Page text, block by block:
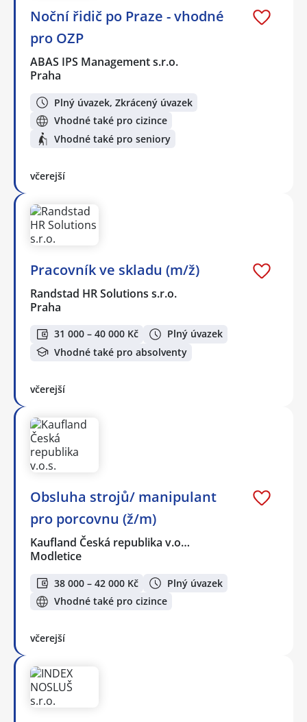
Noční řidič po Praze - vhodné
pro OZP
ABAS IPS Management s.r.o.
Praha
Plný úvazek, Zkrácený úvazek
Vhodné také pro cizince
Vhodné také pro seniory
včerejší
Pracovník ve skladu (m/ž)
Randstad HR Solutions s.r.o.
Praha
31 000 – 40 000 Kč
Plný úvazek
Vhodné také pro absolventy
včerejší
Obsluha strojů/ manipulant
pro porcovnu (ž/m)
Kaufland Česká republika v.o…
Modletice
38 000 – 42 000 Kč
Plný úvazek
Vhodné také pro cizince
včerejší